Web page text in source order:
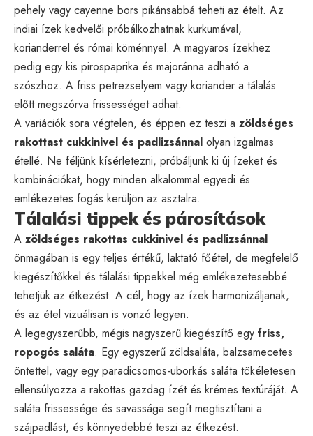
pehely vagy cayenne bors pikánsabbá teheti az ételt. Az
indiai ízek kedvelői próbálkozhatnak kurkumával,
korianderrel és római köménnyel. A magyaros ízekhez
pedig egy kis pirospaprika és majoránna adható a
szószhoz. A friss petrezselyem vagy koriander a tálalás
előtt megszórva frissességet adhat.
A variációk sora végtelen, és éppen ez teszi a zöldséges
rakottast cukkinivel és padlizsánnal olyan izgalmas
étellé. Ne féljünk kísérletezni, próbáljunk ki új ízeket és
kombinációkat, hogy minden alkalommal egyedi és
emlékezetes fogás kerüljön az asztalra.
Tálalási tippek és párosítások
A zöldséges rakottas cukkinivel és padlizsánnal
önmagában is egy teljes értékű, laktató főétel, de megfelelő
kiegészítőkkel és tálalási tippekkel még emlékezetesebbé
tehetjük az étkezést. A cél, hogy az ízek harmonizáljanak,
és az étel vizuálisan is vonzó legyen.
A legegyszerűbb, mégis nagyszerű kiegészítő egy friss,
ropogós saláta. Egy egyszerű zöldsaláta, balzsamecetes
öntettel, vagy egy paradicsomos-uborkás saláta tökéletesen
ellensúlyozza a rakottas gazdag ízét és krémes textúráját. A
saláta frissessége és savassága segít megtisztítani a
szájpadlást, és könnyedebbé teszi az étkezést.